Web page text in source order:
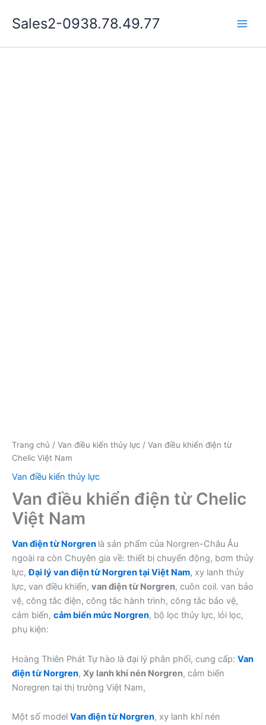
dung
Sales2-0938.78.49.77
Trang chủ / Van điều kiển thủy lực / Van điều khiển điện từ
Chelic Việt Nam
Van điều kiển thủy lực
Van điều khiển điện từ Chelic
Việt Nam
Van điện từ Norgren là sản phẩm của Norgren-Châu Âu
ngoài ra còn Chuyên gia về: thiết bị chuyển động, bơm thủy
lực,Đại lý van điện từ Norgren tại Việt Nam, xy lanh thủy
lực, van điều khiển, van điện từ Norgren, cuôn coil. van bảo
vệ, công tắc điện, công tắc hành trình, công tắc bảo vệ,
cảm biến, cảm biến mức Norgren, bộ lọc thủy lực, lỏi lọc,
phụ kiện:
Hoàng Thiên Phát Tự hào là đại lý phân phối, cung cấp: Van
điện từ Norgren, Xy lanh khí nén Norgren, cảm biến
Noregren tại thị trường Việt Nam,
Một số model Van điện từ Norgren, xy lanh khí nén